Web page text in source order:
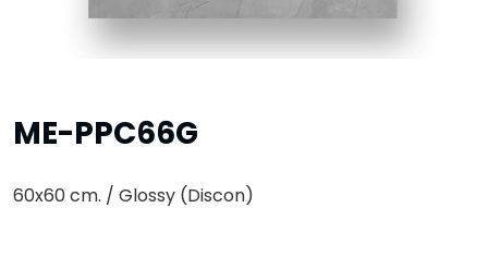
ME-PPC66G
60x60 cm. / Glossy (Discon)